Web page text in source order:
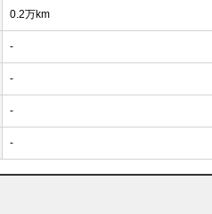
0.2万km
-
-
-
-